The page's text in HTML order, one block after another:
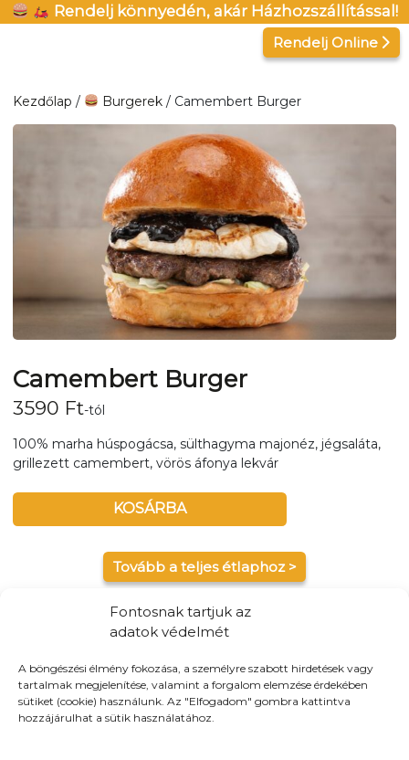
Fontosnak tartjuk az
adatok védelmét
A böngészési élmény fokozása, a személyre szabott hirdetések vagy
tartalmak megjelenítése, valamint a forgalom elemzése érdekében
sütiket (cookie) használunk. Az "Elfogadom" gombra kattintva
hozzájárulhat a sütik használatához.
Kilépés
a
Rendelj könnyedén, akár Házhozszállítással!
Rendelj Online
Kezdőlap / Burgerek/ Camembert Burger
Camembert Burger
3590 Ft-tól
100% marha húspogácsa, sülthagyma majonéz, jégsaláta,
grillezett camembert, vörös áfonya lekvár
KOSÁRBA
Tovább a teljes étlaphoz >
Házhozszállítás / Elvitel Rendelj Online
Szállítunk:Győr teljes területén kiszállítunk, és maximum
10-km-es körzetbe